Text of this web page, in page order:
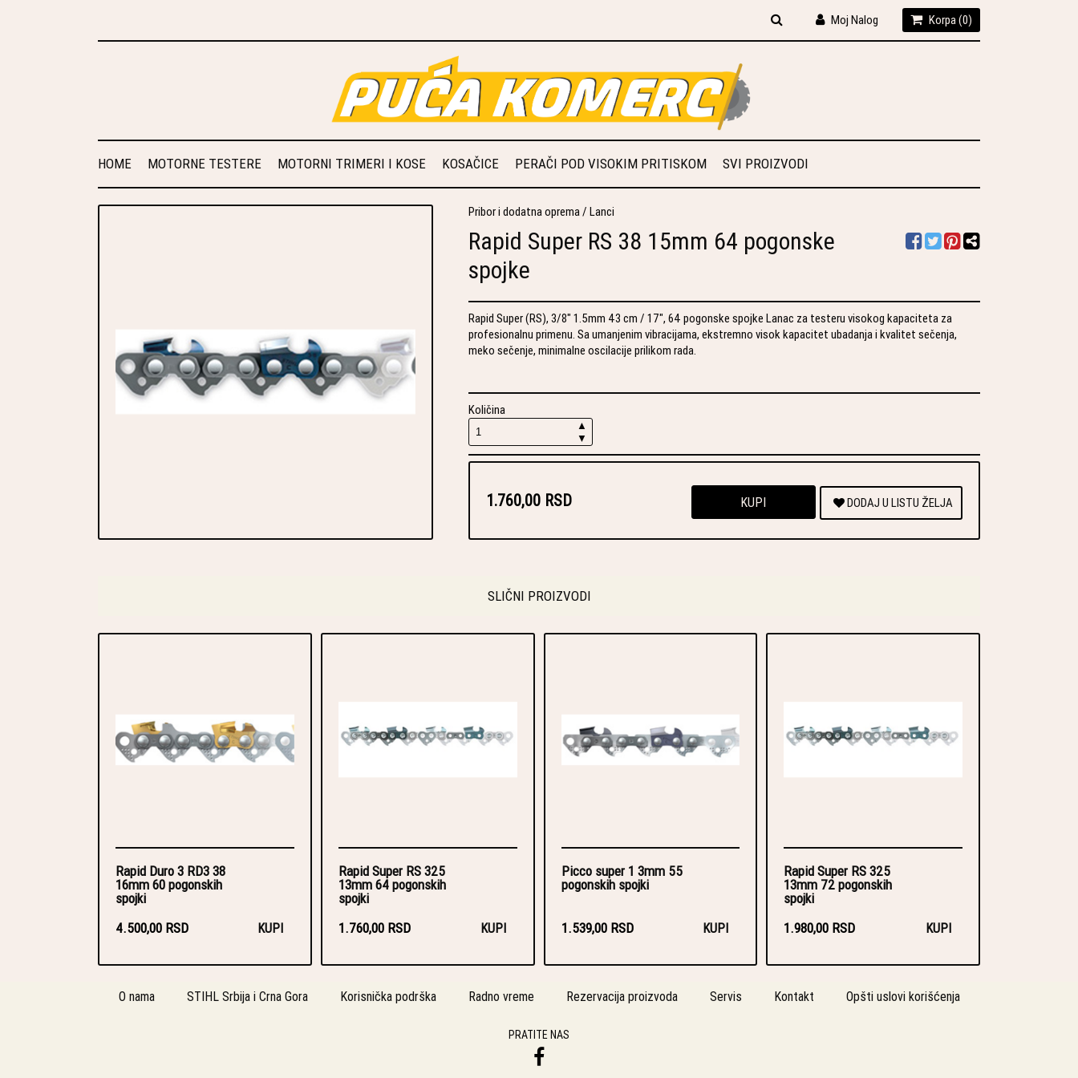
Moj Nalog Korpa (0)
HOME MOTORNE TESTERE MOTORNI TRIMERI I KOSE KOSAČICE PERAČI POD VISOKIM PRITISKOM SVI PROIZVODI
Pribor i dodatna oprema/ Lanci
Rapid Super RS 38 15mm 64 pogonske
spojke
Rapid Super (RS), 3/8" 1.5mm 43 cm / 17", 64 pogonske spojke Lanac za testeru visokog kapaciteta za
profesionalnu primenu. Sa umanjenim vibracijama, ekstremno visok kapacitet ubadanja i kvalitet sečenja,
meko sečenje, minimalne oscilacije prilikom rada.
Količina
▲
▼
1.760,00 RSD KUPI DODAJ U LISTU ŽELJA
SLIČNI PROIZVODI
Rapid Duro 3 RD3 38
16mm 60 pogonskih
spojki
4.500,00 RSD
KUPI
Rapid Super RS 325
13mm 64 pogonskih
spojki
1.760,00 RSD
KUPI
Picco super 1 3mm 55
pogonskih spojki
1.539,00 RSD KUPI
Rapid Super RS 325
13mm 72 pogonskih
spojki
1.980,00 RSD
KUPI
O nama STIHL Srbija i Crna Gora Korisnička podrška Radno vreme Rezervacija proizvoda Servis Kontakt Opšti uslovi korišćenja
PRATITE NAS